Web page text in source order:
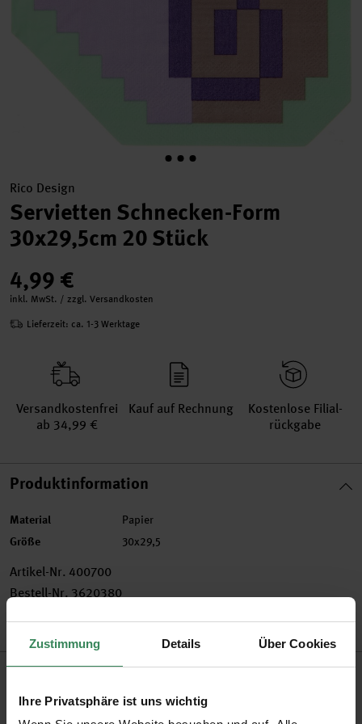
Zustimmung Details Über Cookies
Ihre Privatsphäre ist uns wichtig
Rico Design
Servietten Schnecken-Form
30x29,5cm 20 Stück
4,99 €
inkl. MwSt. / zzgl. Versandkosten
Lieferzeit: ca. 1-3 Werktage
Versand­kosten­frei
ab 34,99 €
Kauf auf Rechnung
Kosten­lose Filial­
rückgabe
Produktinformation
Material Papier
Größe 30x29,5
Artikel-Nr. 400700
Bestell-Nr. 3620380
Produktbeschreibung
Diese niedliche Serviette in Form einer Schnecke in Pixelart